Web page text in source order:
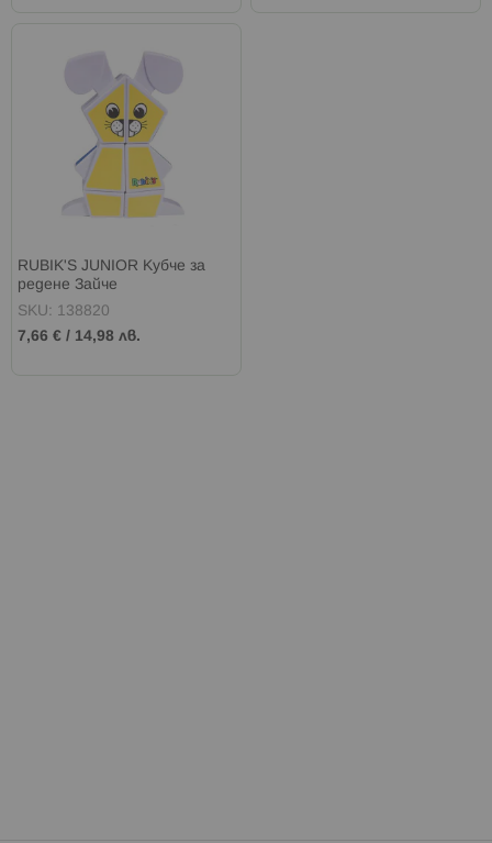
RUBIK'S JUNIOR Кубче за
редене Зайче
SKU: 138820
7,66 € / 14,98 лв.